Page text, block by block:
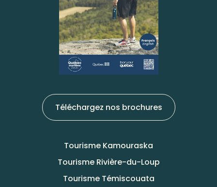
Téléchargez nos brochures
Tourisme Kamouraska
Tourisme Rivière-du-Loup
Tourisme Témiscouata